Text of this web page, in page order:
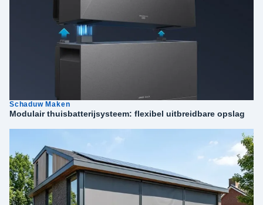
Schaduw Maken
Modulair thuisbatterijsysteem: flexibel uitbreidbare opslag